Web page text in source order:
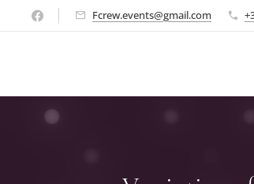
Fcrew.events@gmail.com